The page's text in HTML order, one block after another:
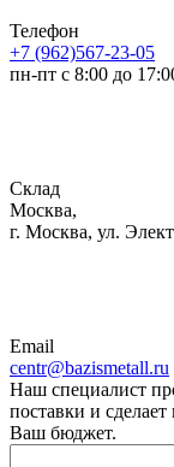
Телефон
+7 (962)567-23-05
пн-пт с 8:00 до
Склад
Москва,
г. Москва, ул.
Email
centr@bazismetall.ru
Наш специалист
поставки и
Ваш бюджет.